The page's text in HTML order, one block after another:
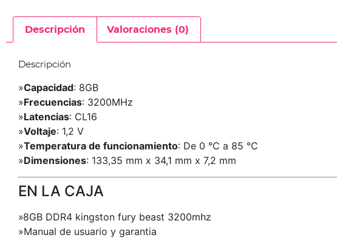
Descripción Valoraciones (0)
Descripción
»Capacidad: 8GB
»Frecuencias: 3200MHz
»Latencias: CL16
»Voltaje: 1,2 V
»Temperatura de funcionamiento: De 0 °C a 85 °C
»Dimensiones: 133,35 mm x 34,1 mm x 7,2 mm
EN LA CAJA
»8GB DDR4 kingston fury beast 3200mhz
»Manual de usuario y garantia